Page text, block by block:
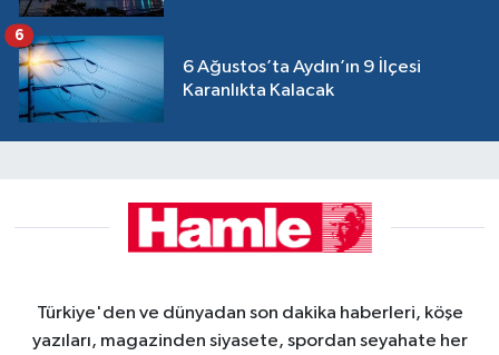
6 Ağustos’ta Aydın’ın 9 İlçesi
Karanlıkta Kalacak
6
Türkiye'den ve dünyadan son dakika haberleri, köşe
yazıları, magazinden siyasete, spordan seyahate her